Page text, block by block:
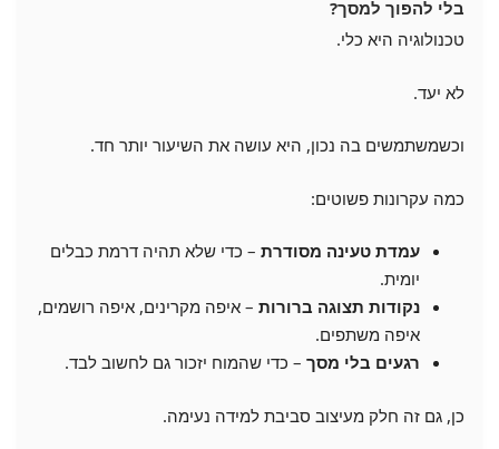
בלי להפוך למסך?
טכנולוגיה היא כלי.
לא יעד.
וכשמשתמשים בה נכון, היא עושה את השיעור יותר חד.
כמה עקרונות פשוטים:
עמדת טעינה מסודרת – כדי שלא תהיה דרמת כבלים
יומית.
נקודות תצוגה ברורות – איפה מקרינים, איפה רושמים,
איפה משתפים.
רגעים בלי מסך – כדי שהמוח יזכור גם לחשוב לבד.
כן, גם זה חלק מעיצוב סביבת למידה נעימה.